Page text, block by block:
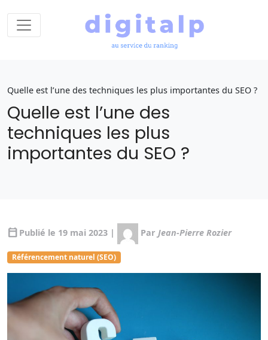
Quelle est l’une des techniques les plus importantes du SEO ?
Quelle est l’une des
techniques les plus
importantes du SEO ?
calendar_today Publié le 19 mai 2023 | Par Jean-Pierre Rozier
Référencement naturel (SEO)